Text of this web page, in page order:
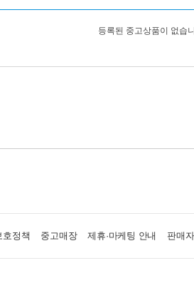
등록된 중고상품이 없습
호정책 중고매장 제휴·마케팅 안내 판매